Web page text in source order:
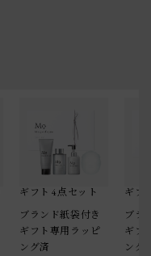
ギフト 4点セット
ブランド紙袋付き
ギフト専用ラッピ
ング済
ギフ
ブラ
ギフ
ング